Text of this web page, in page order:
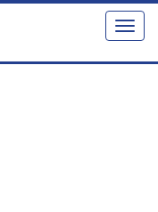
Toggle